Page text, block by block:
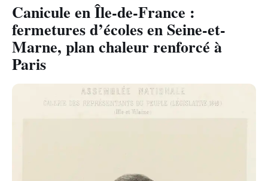
ACTUALITÉ
BONS PLANS
FEEL GOOD
FAITS DIVERS
Canicule en Île-de-France :
fermetures d’écoles en Seine-et-
Marne, plan chaleur renforcé à
Paris